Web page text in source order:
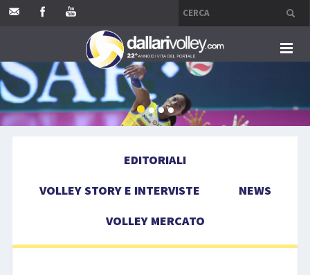
HOME
EDITORIALI
VOLLEY STORY E INTERVISTE
NEWS
VOLLEY MERCATO